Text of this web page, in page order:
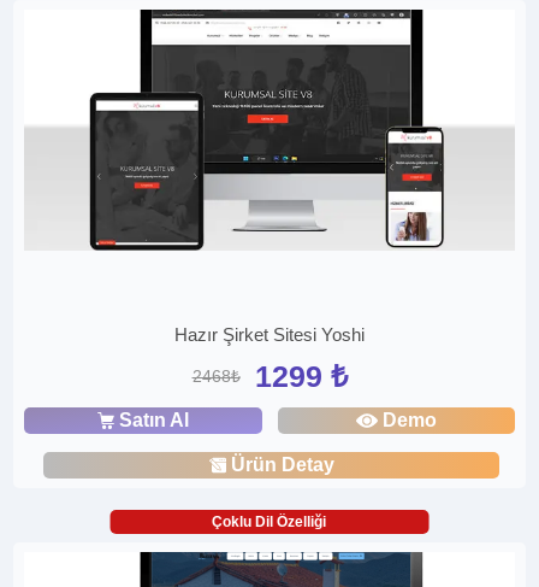
Hazır Şirket Sitesi Yoshi
2468₺ 1299 ₺
Satın Al Demo
Ürün Detay
Çoklu Dil Özelliği